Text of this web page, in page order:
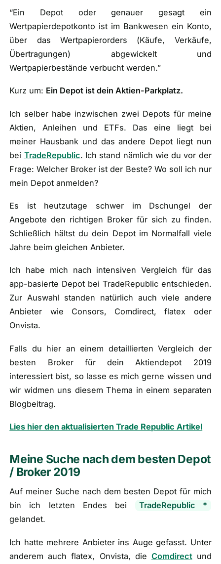
“Ein Depot oder genauer gesagt ein
Wertpapierdepotkonto ist im Bankwesen ein Konto,
über das Wertpapierorders (Käufe, Verkäufe,
Übertragungen) abgewickelt und
Wertpapierbestände verbucht werden.”
Kurz um: Ein Depot ist dein Aktien-Parkplatz.
Ich selber habe inzwischen zwei Depots für meine
Aktien, Anleihen und ETFs. Das eine liegt bei
meiner Hausbank und das andere Depot liegt nun
bei TradeRepublic. Ich stand nämlich wie du vor der
Frage:Welcher Broker ist der Beste? Wo soll ich nur
mein Depot anmelden?
Es ist heutzutage schwer im Dschungel der
Angebote den richtigen Broker für sich zu finden.
Schließlich hältst du dein Depot im Normalfall viele
Jahre beim gleichen Anbieter.
Ich habe mich nach intensiven Vergleich für das
app-basierte Depot bei TradeRepublic entschieden.
Zur Auswahl standen natürlich auch viele andere
Anbieter wie Consors, Comdirect, flatex oder
Onvista.
Falls du hier an einem detaillierten Vergleich der
besten Broker für dein Aktiendepot 2019
interessiert bist, so lasse es mich gerne wissen und
wir widmen uns diesem Thema in einem separaten
Blogbeitrag.
Lies hier den aktualisierten Trade Republic Artikel
Meine Suche nach dem besten Depot
/ Broker 2019
Auf meiner Suche nach dem besten Depot für mich
bin ich letzten Endes bei
TradeRepublic *
gelandet.
Ich hatte mehrere Anbieter ins Auge gefasst. Unter
anderem auch flatex, Onvista, die Comdirectund